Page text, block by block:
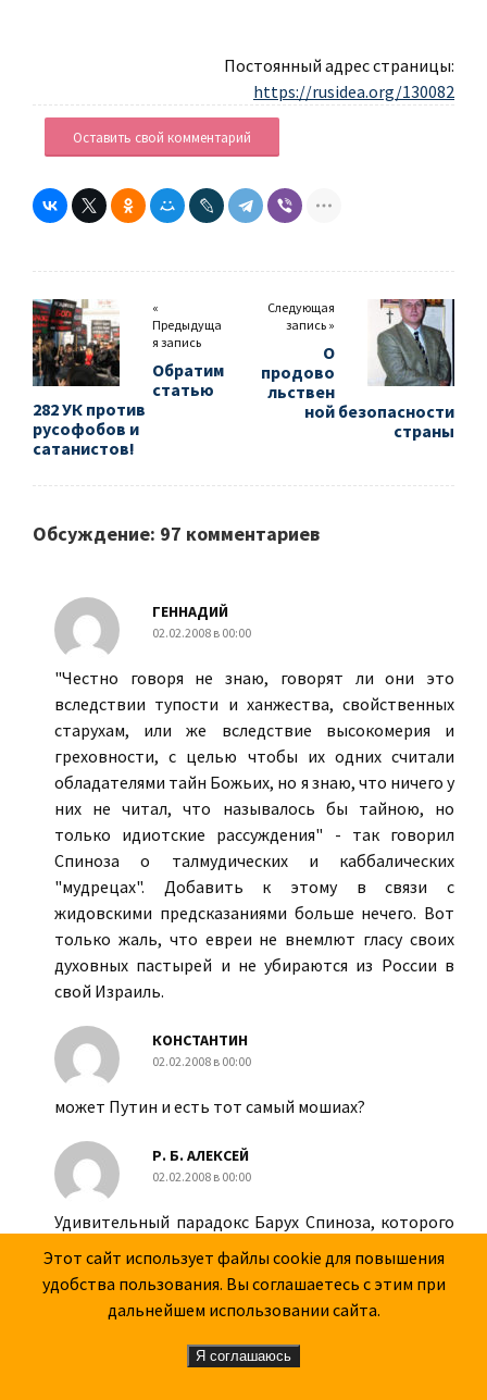
Постоянный адрес страницы:
https://rusidea.org/130082
Оставить свой комментарий
«
Предыдуща
я запись
Обратим
статью
282 УК против
русофобов и
сатанистов!
Следующая
запись »
О
продово
льствен
ной безопасности
страны
Обсуждение: 97 комментариев
ГЕННАДИЙ
02.02.2008 в 00:00
"Честно говоря не знаю, говорят ли они это
вследствии тупости и ханжества, свойственных
старухам, или же вследствие высокомерия и
греховности, с целью чтобы их одних считали
обладателями тайн Божьих, но я знаю, что ничего у
них не читал, что называлось бы тайною, но
только идиотские рассуждения" - так говорил
Спиноза о талмудических и каббалических
"мудрецах". Добавить к этому в связи с
жидовскими предсказаниями больше нечего. Вот
только жаль, что евреи не внемлют гласу своих
духовных пастырей и не убираются из России в
свой Израиль.
КОНСТАНТИН
02.02.2008 в 00:00
может Путин и есть тот самый мошиах?
Р. Б. АЛЕКСЕЙ
02.02.2008 в 00:00
Удивительный парадокс Барух Спиноза, которого
при жизни выгнали из синагоги, в последствии
оказался идеологом хасидов и праотцом
"Протоколов"
ИРИНА
02.02.2008 в 00:00
Этот сайт использует файлы cookie для повышения
удобства пользования. Вы соглашаетесь с этим при
дальнейшем использовании сайта.
Я соглашаюсь